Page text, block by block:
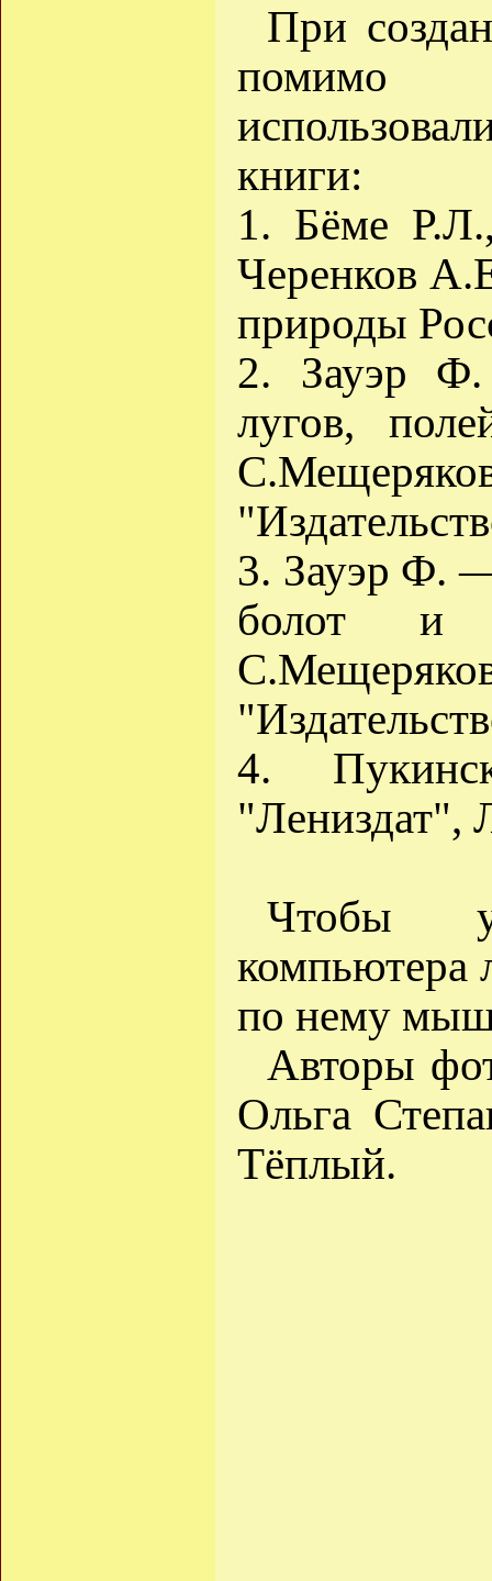
При
помимо
книги:
1. Бёме
Черенков
природы
2. Зауэр
лугов,
3. Зауэр Ф.
болот
4.
"Лениздат",
Чтобы
по нему
Авторы
Ольга
Тёплый.